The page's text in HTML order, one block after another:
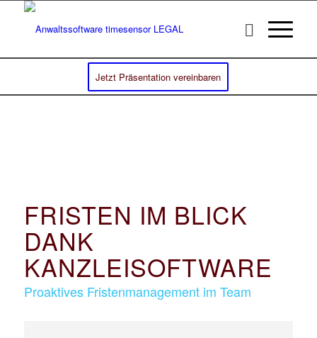
Jetzt Präsentation vereinbaren
FRISTEN IM BLICK
DANK
KANZLEISOFTWARE
Proaktives Fristenmanagement im Team